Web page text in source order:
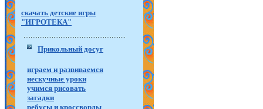
скачать детские игры
"ИГРОТЕКА"
Прикольный досуг
играем и развиваемся
нескучные уроки
учимся рисовать
загадки
ребусы и кроссворды